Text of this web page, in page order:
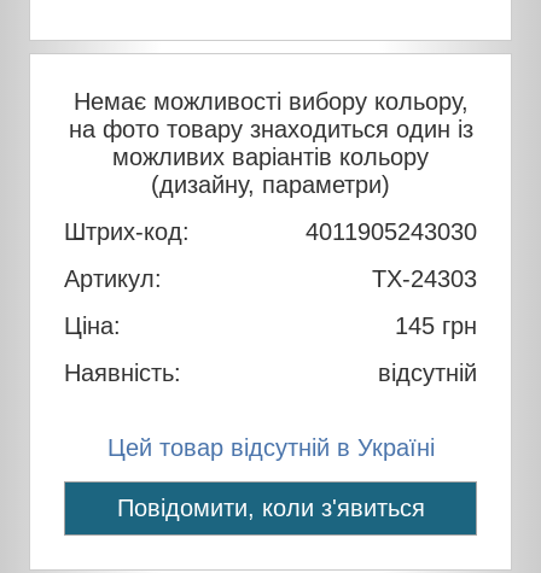
Немає можливості вибору кольору,
на фото товару знаходиться один із
можливих варіантів кольору
(дизайну, параметри)
Штрих-код:
4011905243030
Артикул:
TX-24303
Ціна:
145 грн
Наявність:
відсутній
Цей товар відсутній в Україні
Повідомити, коли з'явиться